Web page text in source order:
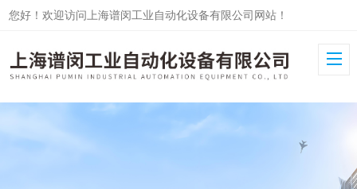
您好！欢迎访问上海谱闵工业自动化设备有限公司网站！